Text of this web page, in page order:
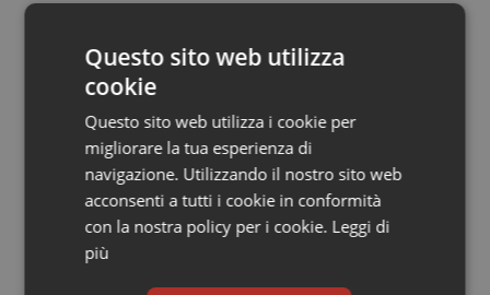
Sangue & coagulazione
Tiroide
Tumore al seno
Tumore ovarico
© Riproduzione riservata
Potrebbe interessarti in
Lazio
Questo sito web utilizza
cookie
Questo sito web utilizza i cookie per
migliorare la tua esperienza di
navigazione. Utilizzando il nostro sito web
acconsenti a tutti i cookie in conformità
con la nostra policy per i cookie. Leggi di
più